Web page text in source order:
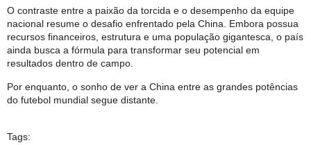
O contraste entre a paixão da torcida e o desempenho da equipe
nacional resume o desafio enfrentado pela China. Embora possua
recursos financeiros, estrutura e uma população gigantesca, o país
ainda busca a fórmula para transformar seu potencial em
resultados dentro de campo.
Por enquanto, o sonho de ver a China entre as grandes potências
do futebol mundial segue distante.
Tags: